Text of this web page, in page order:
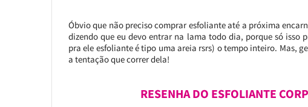
Óbvio que não preciso comprar esfoliante até a próxima
dizendo que eu devo entrar na lama todo dia, porque só isso
pra ele esfoliante é tipo uma areia rsrs) o tempo inteiro. Mas,
a tentação que correr dela!
RESENHA DO ESFOLIANTE